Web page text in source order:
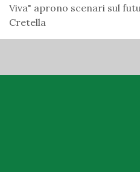
Viva" aprono scenari sul
Cretella